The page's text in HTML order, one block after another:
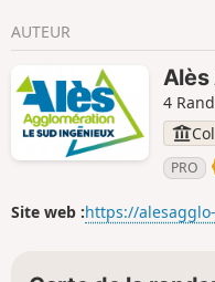
AUTEUR
Alès
4
PRO
Site web :https://